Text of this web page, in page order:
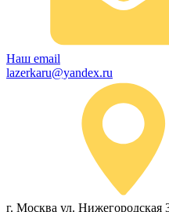
Наш email
lazerkaru@yandex.ru
г. Москва ул.